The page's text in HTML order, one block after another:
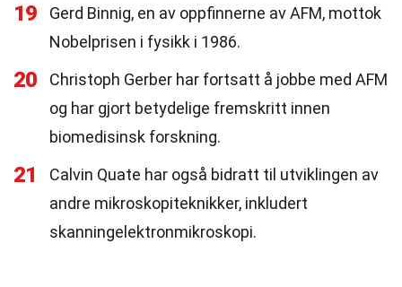
19
Gerd Binnig, en av oppfinnerne av AFM, mottok
Nobelprisen i fysikk i 1986.
20
Christoph Gerber har fortsatt å jobbe med AFM
og har gjort betydelige fremskritt innen
biomedisinsk forskning.
21
Calvin Quate har også bidratt til utviklingen av
andre mikroskopiteknikker, inkludert
skanningelektronmikroskopi.